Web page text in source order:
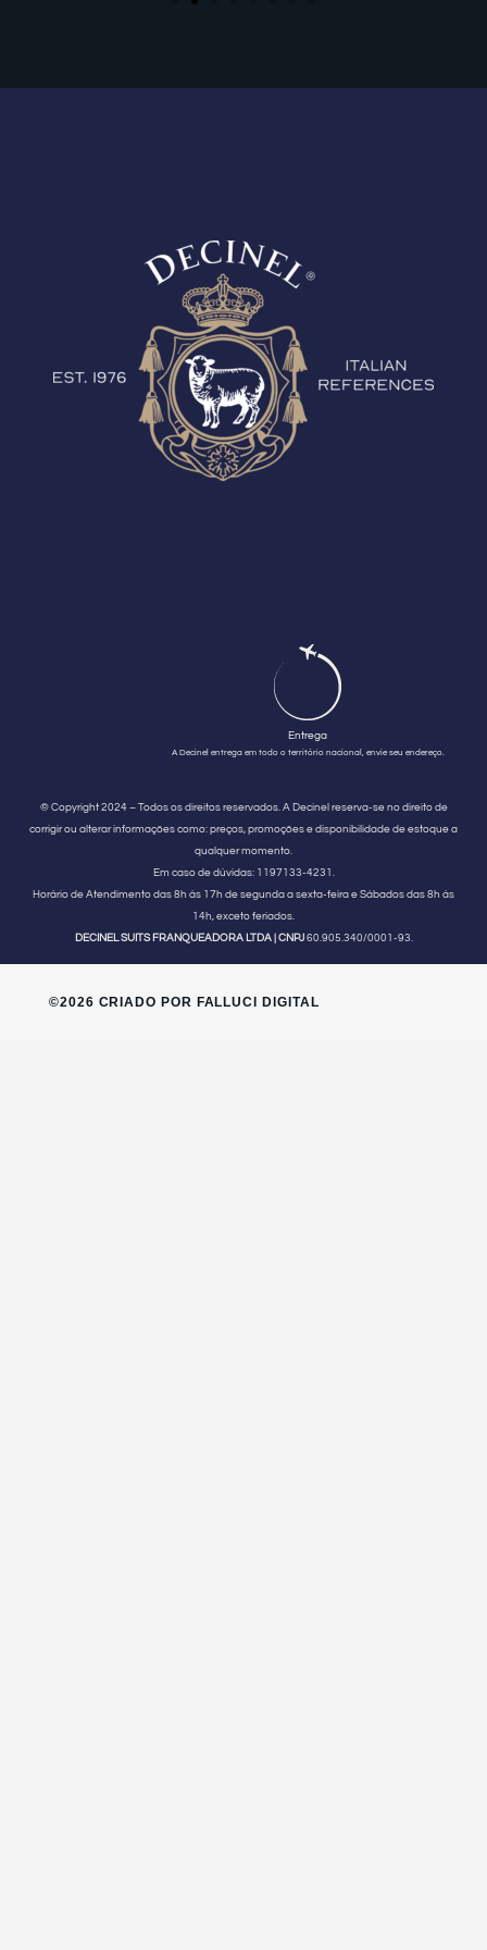
Entrega
A Decinel entrega em todo o território nacional, envie seu endereço.
© Copyright 2024 – Todos os direitos reservados. A Decinel reserva-se no direito de
corrigir ou alterar informações como: preços, promoções e disponibilidade de estoque a
qualquer momento.
Em caso de dúvidas:1197133-4231.
Horário de Atendimento das 8h às 17h de segunda a sexta-feira e Sábados das 8h às
14h, exceto feriados.
DECINEL SUITS FRANQUEADORA LTDA | CNPJ60.905.340/0001-93.
©2026 CRIADO POR FALLUCI DIGITAL